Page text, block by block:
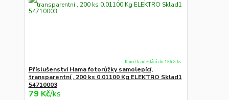
Příslušenství Hama fotorůžky samolepící,
transparentní , 200 ks 0.01100 Kg ELEKTRO Sklad1
54710003
79 Kč/ks
Ihned k odeslání do 15h 8 ks